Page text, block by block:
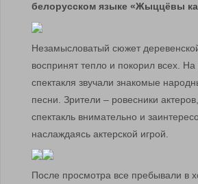
белорусском языке «Жыццёвы
Незамысловатый сюжет
воспринят тепло и покорил всех.
спектакля звучали знакомые
песни. Зрители – ровесники
спектакль внимательно и
наслаждаясь актерской игрой.
После просмотра все пребывали в